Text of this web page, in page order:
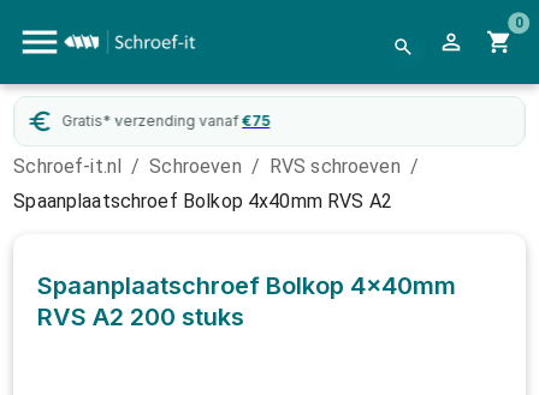
0
Gratis* verzending vanaf €75
Schroef-it.nl / Schroeven / RVS schroeven /
Spaanplaatschroef Bolkop 4x40mm RVS A2
Spaanplaatschroef Bolkop 4x40mm
RVS A2 200 stuks